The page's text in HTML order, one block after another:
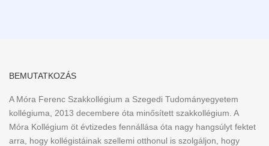
BEMUTATKOZÁS
A Móra Ferenc Szakkollégium a Szegedi Tudományegyetem
kollégiuma, 2013 decembere óta minősített szakkollégium. A
Móra Kollégium öt évtizedes fennállása óta nagy hangsúlyt fektet
arra, hogy kollégistáinak szellemi otthonul is szolgáljon, hogy